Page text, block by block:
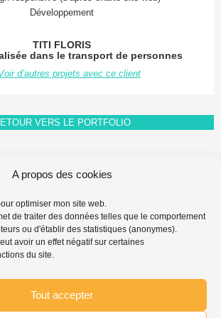
A propos des cookies
optimiser mon site web.
de traiter des données telles que le comportement
ou d'établir des statistiques (anonymes).
avoir un effet négatif sur certaines
du site.
Tout accepter
Développement
TITI FLORIS
dans le transport de personnes
d’autres projets avec ce client
VERS LE PORTFOLIO
PROPRIÉTÉ INTELLECTUELLE
PERSONNELLES
Chercher